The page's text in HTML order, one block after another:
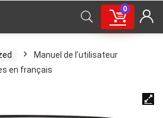
0
Manuel de l’utilisateur
en français